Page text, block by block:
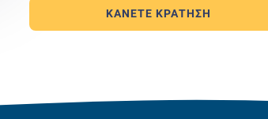
ΚΆΝΕΤΕ ΚΡΆΤΗΣΗ